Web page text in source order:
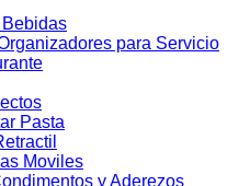
para Servicio
Pasta
Moviles
y Aderezos